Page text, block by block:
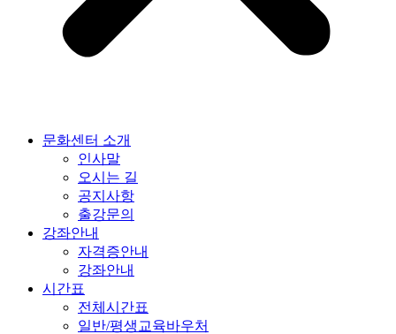
문화센터 소개
인사말
오시는 길
공지사항
출강문의
강좌안내
자격증안내
강좌안내
시간표
전체시간표
일반/평생교육바우처